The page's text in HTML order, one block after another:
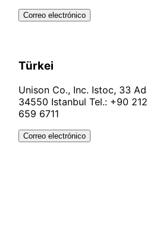
Correo electrónico
Türkei
Unison Co., Inc. Istoc, 33
34550 Istanbul Tel.: +90
659 6711
Correo electrónico